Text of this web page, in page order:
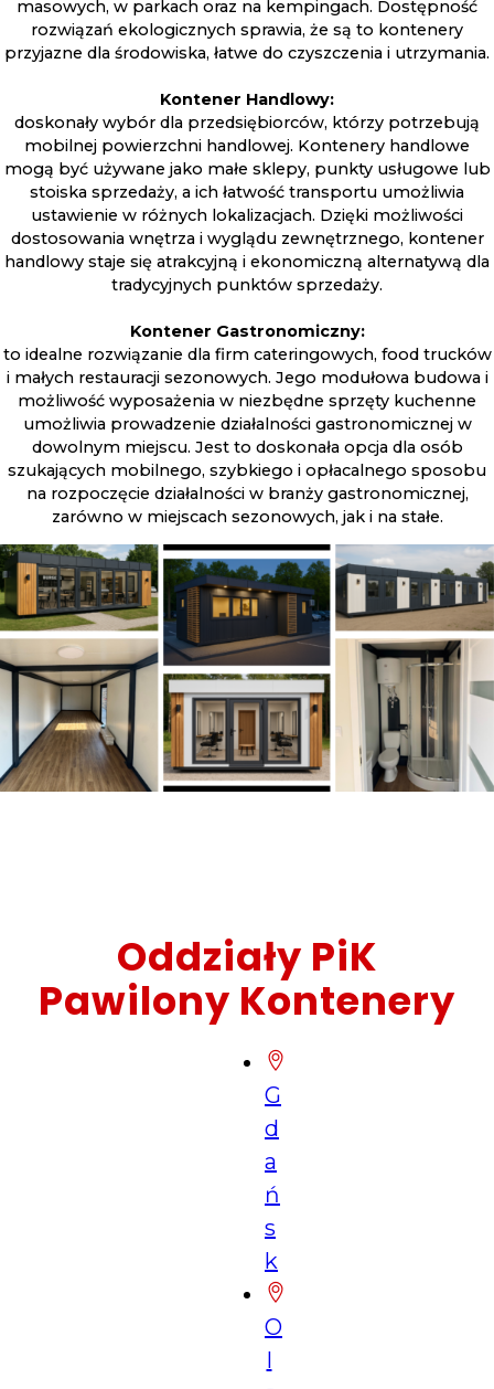
masowych, w parkach oraz na kempingach. Dostępność
rozwiązań ekologicznych sprawia, że są to kontenery
przyjazne dla środowiska, łatwe do czyszczenia i utrzymania.
Kontener Handlowy:
doskonały wybór dla przedsiębiorców, którzy potrzebują
mobilnej powierzchni handlowej. Kontenery handlowe
mogą być używane jako małe sklepy, punkty usługowe lub
stoiska sprzedaży, a ich łatwość transportu umożliwia
ustawienie w różnych lokalizacjach. Dzięki możliwości
dostosowania wnętrza i wyglądu zewnętrznego, kontener
handlowy staje się atrakcyjną i ekonomiczną alternatywą dla
tradycyjnych punktów sprzedaży.
Kontener Gastronomiczny:
to idealne rozwiązanie dla firm cateringowych, food trucków
i małych restauracji sezonowych. Jego modułowa budowa i
możliwość wyposażenia w niezbędne sprzęty kuchenne
umożliwia prowadzenie działalności gastronomicznej w
dowolnym miejscu. Jest to doskonała opcja dla osób
szukających mobilnego, szybkiego i opłacalnego sposobu
na rozpoczęcie działalności w branży gastronomicznej,
zarówno w miejscach sezonowych, jak i na stałe.
Oddziały PiK
Pawilony Kontenery
G
d
a
ń
s
k
O
l